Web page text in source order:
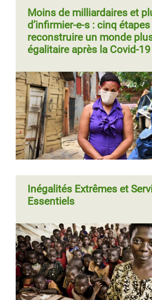
Moins de milliardaires et
d’infirmier-e-s : cinq
reconstruire un monde
égalitaire après la Covid-19
Inégalités Extrêmes et
Essentiels